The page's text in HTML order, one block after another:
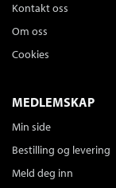
Kontakt oss
Om oss
Cookies
MEDLEMSKAP
Min side
Bestilling og levering
Meld deg inn